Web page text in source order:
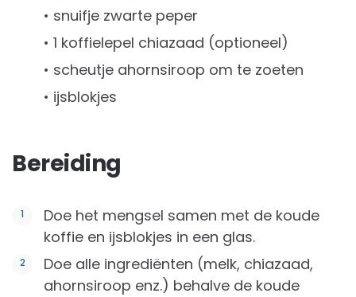
• snuifje zwarte peper
• 1 koffielepel chiazaad (optioneel)
• scheutje ahornsiroop om te zoeten
• ijsblokjes
Bereiding
Doe het mengsel samen met de koude
koffie en ijsblokjes in een glas.
Doe alle ingrediënten (melk, chiazaad,
ahornsiroop enz.) behalve de koude